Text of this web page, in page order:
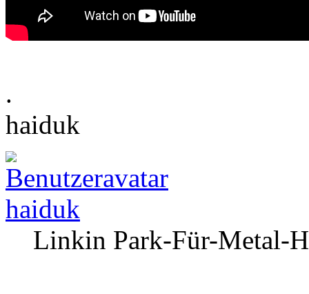
.
haiduk
haiduk
Linkin Park-Für-Metal-